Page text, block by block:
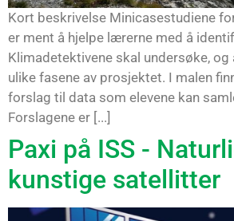
Kort beskrivelse Minicasestudiene
er ment å hjelpe lærerne med å
Klimadetektivene skal undersøke, og
ulike fasene av prosjektet. I malen
forslag til data som elevene kan
Forslagene er [...]
Paxi på ISS -
kunstige satellitter